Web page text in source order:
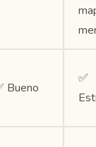
Bueno
✅